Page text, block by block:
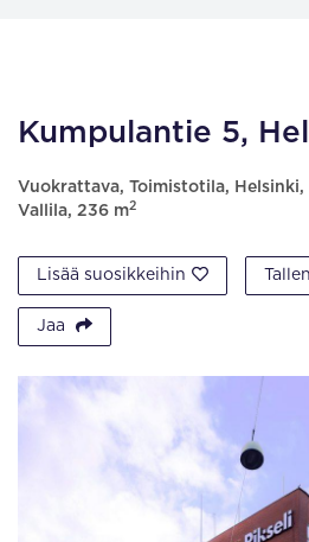
Kumpulantie 5,
Vuokrattava, Toimistotila, Helsinki,
Vallila, 236 m2
Lisää suosikkeihin
Jaa